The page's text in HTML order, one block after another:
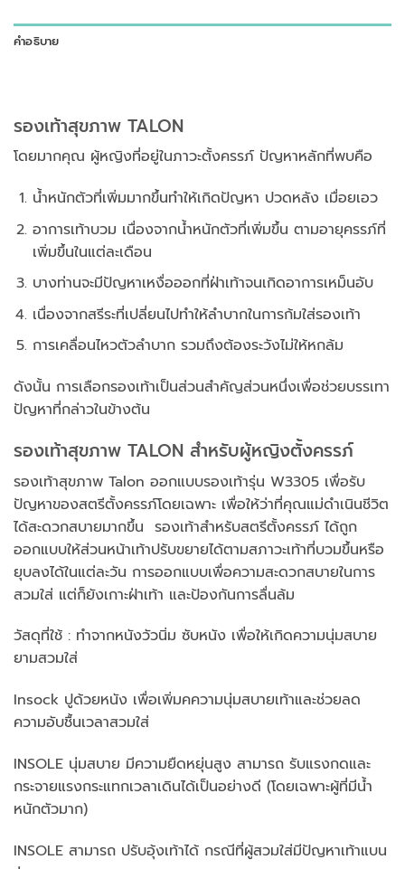
คำอธิบาย
รองเท้าสุขภาพ TALON
โดยมากคุณ ผู้หญิงที่อยู่ในภาวะตั้งครรภ์ ปัญหาหลักที่พบคือ
น้ำหนักตัวที่เพิ่มมากขึ้นทำให้เกิดปัญหา ปวดหลัง เมื่อยเอว
อาการเท้าบวม เนื่องจากน้ำหนักตัวที่เพิ่มขึ้น ตามอายุครรภ์ที่
เพิ่มขึ้นในแต่ละเดือน
บางท่านจะมีปัญหาเหงื่อออกที่ฝ่าเท้าจนเกิดอาการเหม็นอับ
เนื่องจากสรีระที่เปลี่ยนไปทำให้ลำบากในการก้มใส่รองเท้า
การเคลื่อนไหวตัวลำบาก รวมถึงต้องระวังไม่ให้หกล้ม
ดังนั้น การเลือกรองเท้าเป็นส่วนสำคัญส่วนหนึ่งเพื่อช่วยบรรเทา
ปัญหาที่กล่าวในข้างต้น
รองเท้าสุขภาพ TALON สำหรับผู้หญิงตั้งครรภ์
รองเท้าสุขภาพ Talon ออกแบบรองเท้ารุ่น W3305 เพื่อรับ
ปัญหาของสตรีตั้งครรภ์โดยเฉพาะ เพื่อให้ว่าที่คุณแม่ดำเนินชีวิต
ได้สะดวกสบายมากขึ้น รองเท้าสำหรับสตรีตั้งครรภ์ ได้ถูก
ออกแบบให้ส่วนหน้าเท้าปรับขยายได้ตามสภาวะเท้าที่บวมขึ้นหรือ
ยุบลงได้ในแต่ละวัน การออกแบบเพื่อความสะดวกสบายในการ
สวมใส่ แต่ก็ยังเกาะฝ่าเท้า และป้องกันการลื่นล้ม
วัสดุที่ใช้ : ทำจากหนังวัวนิ่ม ซับหนัง เพื่อให้เกิดความนุ่มสบาย
ยามสวมใส่
Insock ปูด้วยหนัง เพื่อเพิ่มคความนุ่มสบายเท้าและช่วยลด
ความอับชื้นเวลาสวมใส่
INSOLE นุ่มสบาย มีความยืดหยุ่นสูง สามารถ รับแรงกดและ
กระจายแรงกระแทกเวลาเดินได้เป็นอย่างดี (โดยเฉพาะผู้ที่มีน้ำ
หนักตัวมาก)
INSOLE สามารถ ปรับอุ้งเท้าได้ กรณีที่ผู้สวมใส่มีปัญหาเท้าแบน